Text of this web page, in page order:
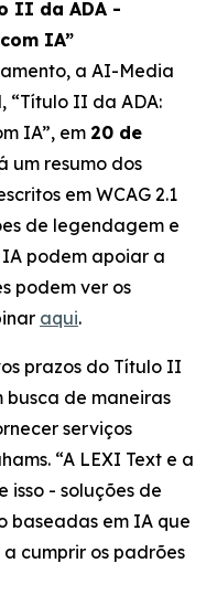
II da ADA -
IA”
a AI-Media
“Título II da ADA:
IA”, em 20 de
um resumo dos
em WCAG 2.1
de legendagem e
podem apoiar a
podem ver os
aqui.
prazos do Título II
busca de maneiras
serviços
“A LEXI Text e a
isso - soluções de
baseadas em IA que
cumprir os padrões